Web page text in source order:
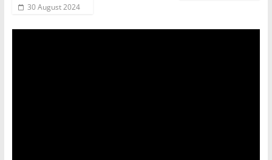
30 August 2024